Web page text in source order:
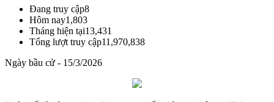
Thông tư số 08/2025/TT-BGDĐT của Bộ Giáo dục và Đào tạo:
Quy định thời hạn lưu trữ hồ sơ, tài liệu thuộc lĩnh vực giáo dục và
đào tạo
Lượt xem:575 | lượt tải:0
Đang truy cập8
Hôm nay1,803
Tháng hiện tại13,431
Tổng lượt truy cập11,970,838
Ngày bầu cử - 15/3/2026